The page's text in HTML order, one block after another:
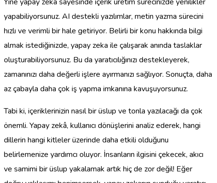
yapabiliyorsunuz. AI destekli yazılımlar, metin yazma sürecini
hızlı ve verimli bir hale getiriyor. Belirli bir konu hakkında bilgi
almak istediğinizde, yapay zeka ile çalışarak anında taslaklar
oluşturabiliyorsunuz. Bu da yaratıcılığınızı destekleyerek,
zamanınızı daha değerli işlere ayırmanızı sağlıyor. Sonuçta, daha
az çabayla daha çok iş yapma imkanına kavuşuyorsunuz.
Tabi ki, içeriklerinizin nasıl bir üslup ve tonla yazılacağı da çok
önemli. Yapay zekâ, kullanıcı dönüşlerini analiz ederek, hangi
dillerin hangi kitleler üzerinde daha etkili olduğunu
belirlemenize yardımcı oluyor. İnsanların ilgisini çekecek, akıcı
ve samimi bir üslup yakalamak artık hiç de zor değil! Eğer